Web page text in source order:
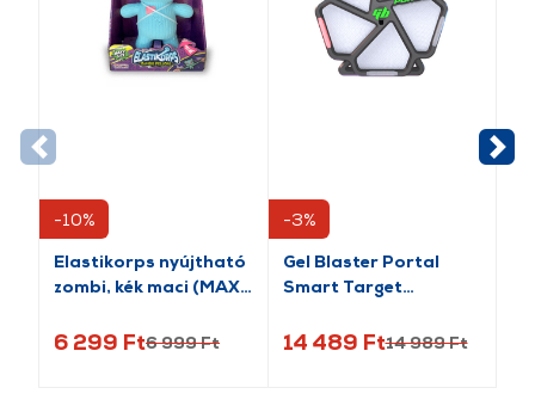
-10%
Elastikorps nyújtható
zombi, kék maci (MAX-
6 299 Ft6 999 Ft
-3%
Gel Blaster Portal
Smart Target
14 489 Ft14 989 Ft